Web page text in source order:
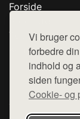
Vi bruger
forbedre
indhold og
siden
Cookie- og
Forside
Top Rabatter
Kontakt